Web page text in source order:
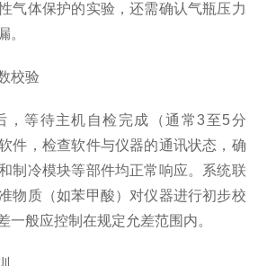
气体保护的实验，还需确认气瓶压力
。
校验
，等待主机自检完成（通常3至5分
件，检查软件与仪器的通讯状态，确
制冷模块等部件均正常响应。系统联
物质（如苯甲酸）对仪器进行初步校
一般应控制在规定允差范围内。